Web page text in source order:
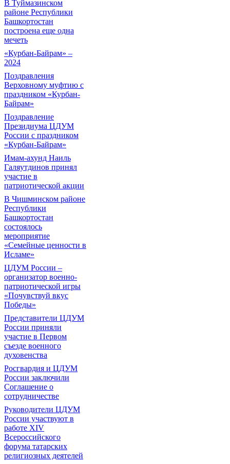
В Туймазинском
районе Республики
Башкортостан
построена еще одна
мечеть
«Курбан-Байрам» –
2024
Поздравления
Верховному муфтию с
праздником «Курбан-
Байрам»
Поздравление
Президиума ЦДУМ
России с праздником
«Курбан-Байрам»
Имам-ахунд Наиль
Галяутдинов принял
участие в
патриотической акции
В Чишминском районе
Республики
Башкортостан
состоялось
мероприятие
«Семейные ценности в
Исламе»
ЦДУМ России –
организатор военно-
патриотической игры
«Почувствуй вкус
Победы»
Представители ЦДУМ
России приняли
участие в Первом
съезде военного
духовенства
Росгвардия и ЦДУМ
России заключили
Соглашение о
сотрудничестве
Руководители ЦДУМ
России участвуют в
работе XIV
Всероссийского
форума татарских
религиозных деятелей